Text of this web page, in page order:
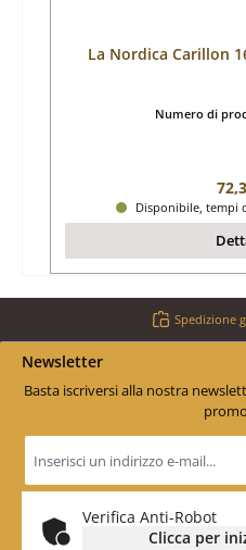
La Nordica Carillon
Numero di
Disponibile, tempi
Spedizione
Newsletter
Basta iscriversi alla nostra
e-
mail
*
Verifica Anti-Robot
Clicca per